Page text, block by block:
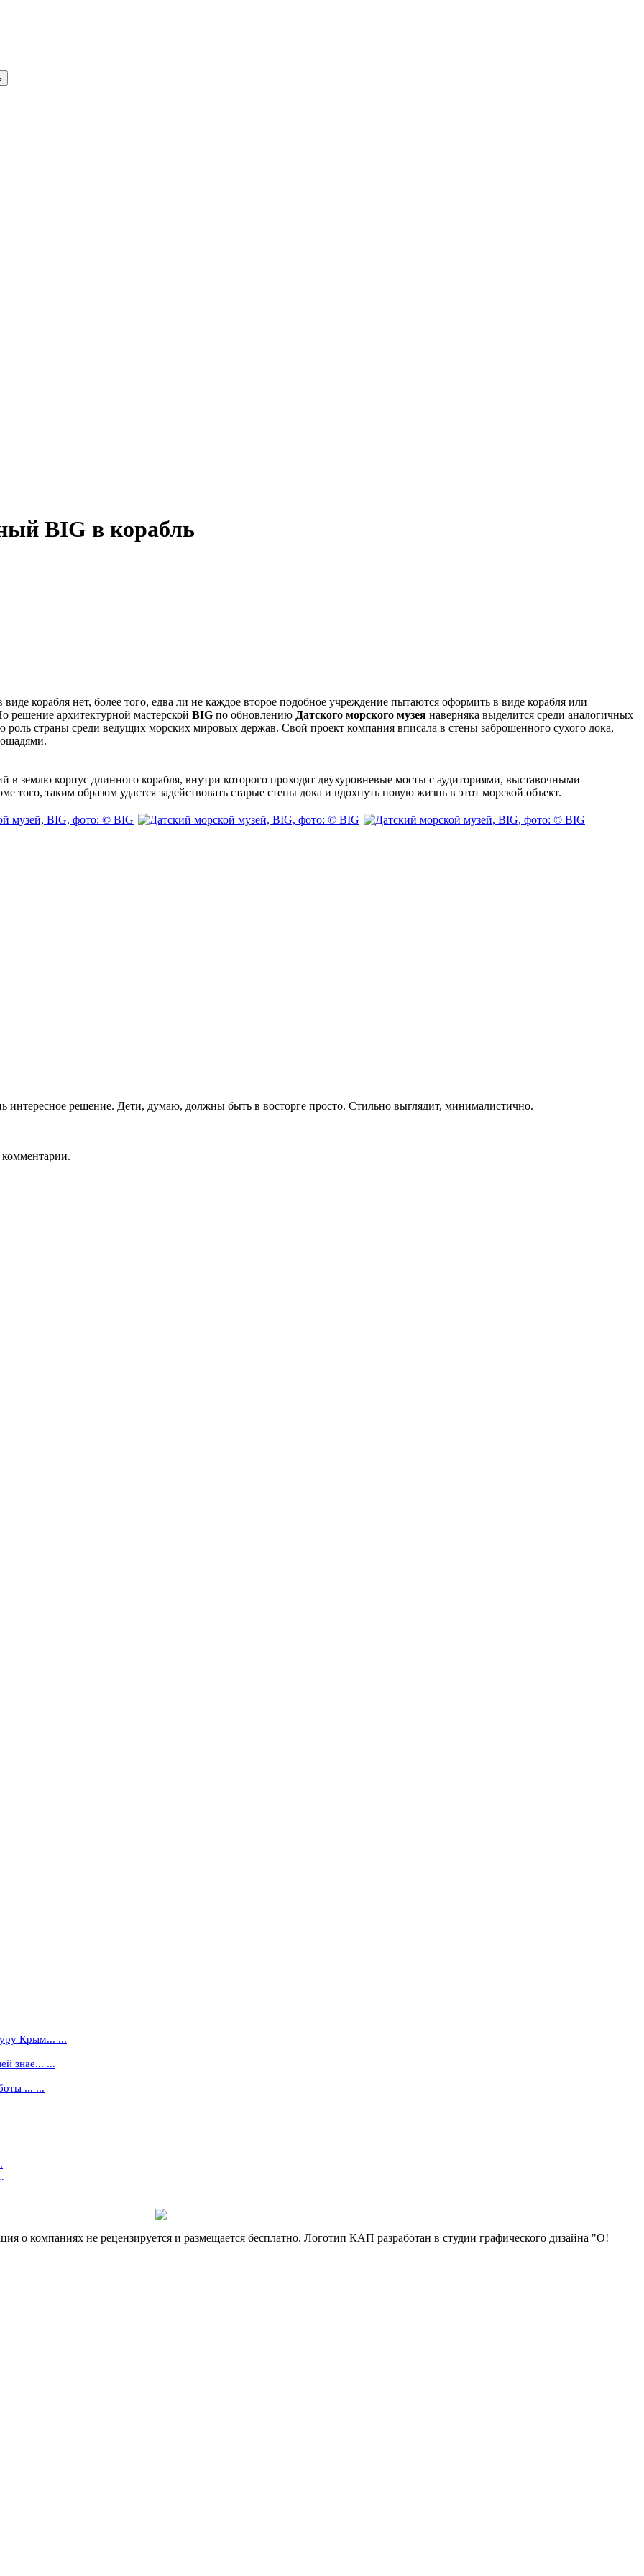
BIG в корабль
корабля нет, более того, едва ли не каждое второе подобное учреждение пытаются оформить в виде корабля или
решение архитектурной мастерской BIG по обновлению Датского морского музея наверняка выделится среди аналогичных
роль страны среди ведущих морских мировых держав. Свой проект компания вписала в стены заброшенного сухого дока,
в землю корпус длинного корабля, внутри которого проходят двухуровневые мосты с аудиториями, выставочными
таким образом удастся задействовать старые стены дока и вдохнуть новую жизнь в этот морской объект.
интересное решение. Дети, думаю, должны быть в восторге просто. Стильно выглядит, минималистично.
комментарии.
Крым... ...
знае... ...
... ...
компаниях не рецензируется и размещается бесплатно. Логотип КАП разработан в студии графического дизайна "О!